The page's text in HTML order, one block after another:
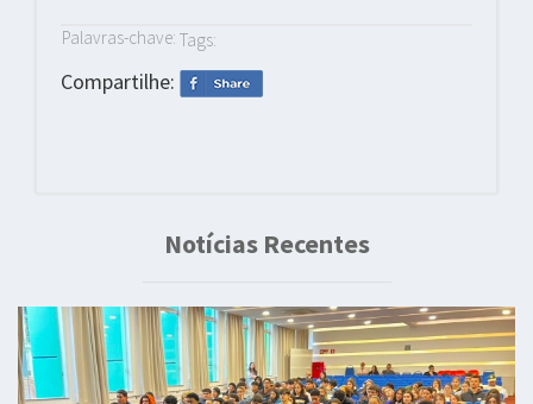
Palavras-chave: Tags:
Compartilhe:
Notícias Recentes